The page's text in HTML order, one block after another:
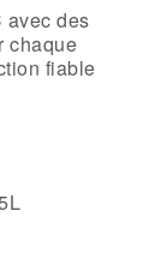
avec des
chaque
fiable